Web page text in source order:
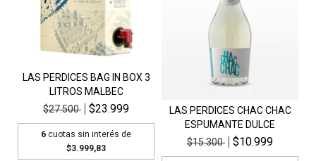
LAS PERDICES BAG IN BOX 3
LITROS MALBEC
$27.500
$23.999
6 cuotas sin interés de
$3.999,83
LAS PERDICES CHAC CHAC
ESPUMANTE DULCE
$15.300
$10.999